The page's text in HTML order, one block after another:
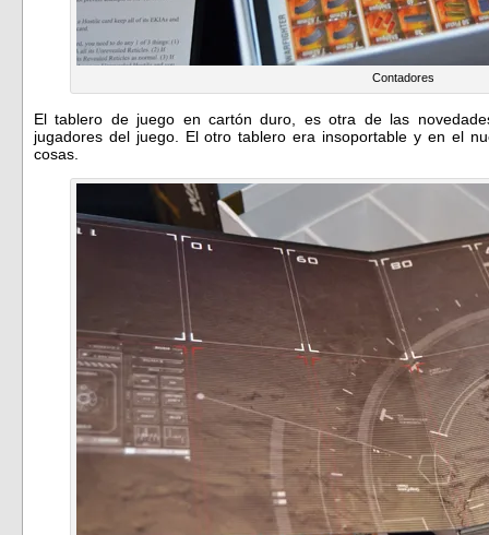
Contadores
El tablero de juego en cartón duro, es otra de las
jugadores del juego. El otro tablero era insoportable y en el
cosas.